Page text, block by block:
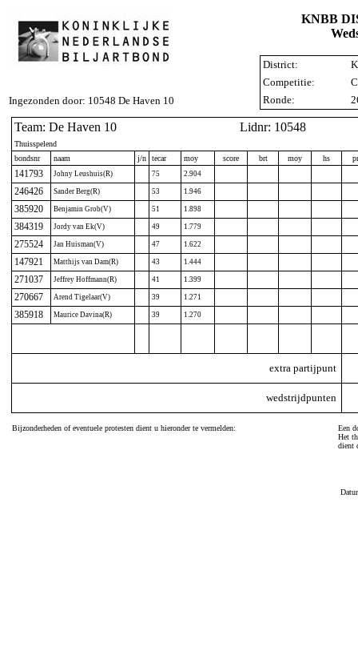
Ingezonden door: 10548 De Haven 10
KNBB
District:
Competitie:
Ronde:
Team: De Haven 10 Lidnr: 10548
Thuisspelend
bondsnr
naam j/n tecar moy score brt moy hs
141793 Johny Leushuis(R) 75 2.904
246426 Sander Berg(R) 53 1.946
385920 Benjamin Grob(V) 51 1.898
384319 Jordy van Ek(V) 49 1.779
275524 Jan Huisman(V) 47 1.622
147921 Matthijs van Dam(R) 43 1.444
271037 Jeffrey Hoffmann(R) 41 1.399
270667 Arend Tigelaar(V) 39 1.271
385918 Maurice Davina(R) 39 1.270
extra partijpunt
wedstrijdpunten
Bijzonderheden of eventuele protesten dient u hieronder te vermelden:
Een
Het
dient